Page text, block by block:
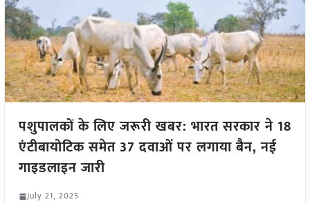
पशुपालकों के लिए जरूरी खबर: भारत सरकार ने 18
एंटीबायोटिक समेत 37 दवाओं पर लगाया बैन, नई
गाइडलाइन जारी
July 21, 2025